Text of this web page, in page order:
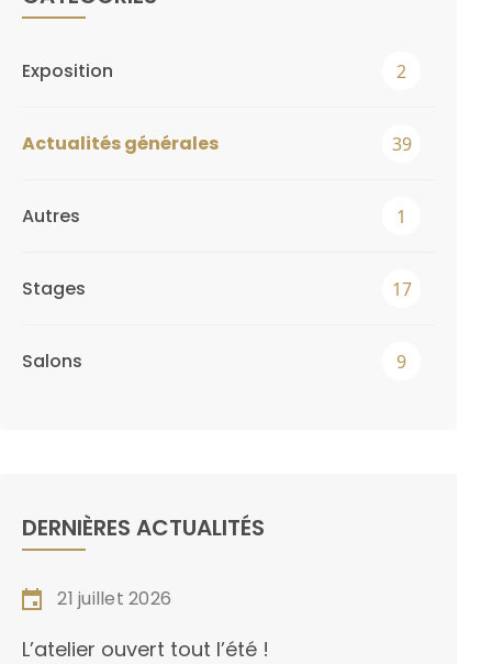
Exposition 2
Actualités générales 39
Autres 1
Stages 17
Salons 9
DERNIÈRES ACTUALITÉS
21 juillet 2026
L’atelier ouvert tout l’été !